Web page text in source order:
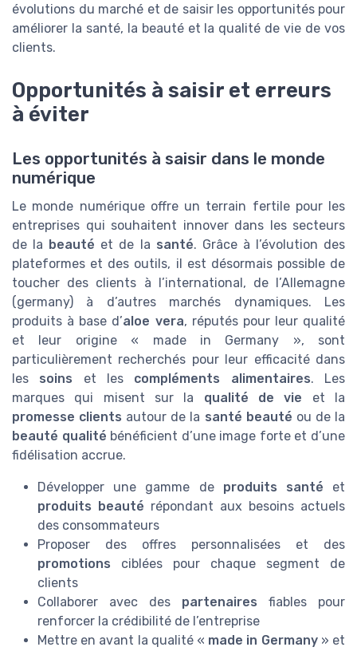
évolutions du marché et de saisir les opportunités pour
améliorer la santé, la beauté et la qualité de vie de vos
clients.
Opportunités à saisir et erreurs
à éviter
Les opportunités à saisir dans le monde
numérique
Le monde numérique offre un terrain fertile pour les
entreprises qui souhaitent innover dans les secteurs
de la beauté et de la santé. Grâce à l’évolution des
plateformes et des outils, il est désormais possible de
toucher des clients à l’international, de l’Allemagne
(germany) à d’autres marchés dynamiques. Les
produits à base d’aloe vera, réputés pour leur qualité
et leur origine « made in Germany », sont
particulièrement recherchés pour leur efficacité dans
les soins et les compléments alimentaires. Les
marques qui misent sur la qualité de vie et la
promesse clients autour de la santé beauté ou de la
beauté qualité bénéficient d’une image forte et d’une
fidélisation accrue.
Développer une gamme de produits santé et
produits beauté répondant aux besoins actuels
des consommateurs
Proposer des offres personnalisées et des
promotions ciblées pour chaque segment de
clients
Collaborer avec des partenaires fiables pour
renforcer la crédibilité de l’entreprise
Mettre en avant la qualité « made in Germany» et